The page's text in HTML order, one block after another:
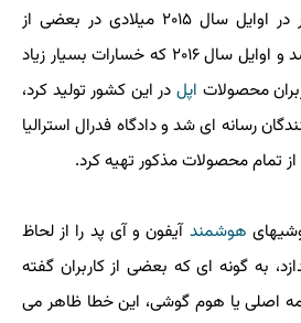
این اختلال برای اولین بار در اوایل سال ۲۰۱۵ میلادی در بعضی از
گوشیهای آیفون ۶ رویت شد و اوایل سال ۲۰۱۶ كه خسارات بسیار زیاد
محصولات اپل در این كشور تولید كرد،
رسانه ای شد و دادگاه فدرال استرالیا
تمام محصولات مذكور تهیه كرد.
هوشمند آیفون و آی پد را از لحاظ
به گونه ای كه بعضی از كاربران گفته
اصلی یا هوم گوشی، این خطا ظاهر می